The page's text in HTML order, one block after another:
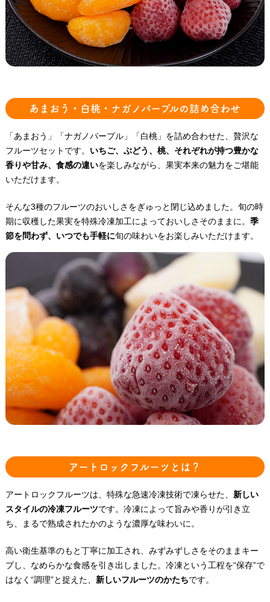
あまおう・白桃・ナガノパープルの詰め合わせ
「あまおう」「ナガノパープル」「白桃」を詰め合わせた、贅沢な
フルーツセットです。 いちご、ぶどう、桃、それぞれが持つ豊かな
香りや甘み、食感の違いを楽しみながら、果実本来の魅力をご堪能
いただけます。
そんな3種のフルーツのおいしさをぎゅっと閉じ込めました。旬の時
期に収穫した果実を特殊冷凍加工によっておいしさそのままに。 季
節を問わず、いつでも手軽に旬の味わいをお楽しみいただけます。
アートロックフルーツとは？
アートロックフルーツは、特殊な急速冷凍技術で凍らせた、 新しい
スタイルの冷凍フルーツです。冷凍によって旨みや香りが引き立
ち、まるで熟成されたかのような濃厚な味わいに。
高い衛生基準のもと丁寧に加工され、みずみずしさをそのままキー
プし、なめらかな食感を引き出しました。冷凍という工程を“保存”で
はなく“調理”と捉えた、 新しいフルーツのかたちです。